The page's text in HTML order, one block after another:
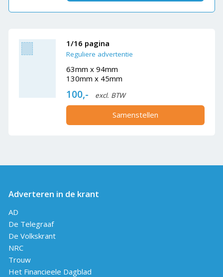
1/16 pagina
Reguliere advertentie
63mm x 94mm
130mm x 45mm
100,- excl. BTW
Samenstellen
Adverteren in de krant
AD
De Telegraaf
De Volkskrant
NRC
Trouw
Het Financieele Dagblad